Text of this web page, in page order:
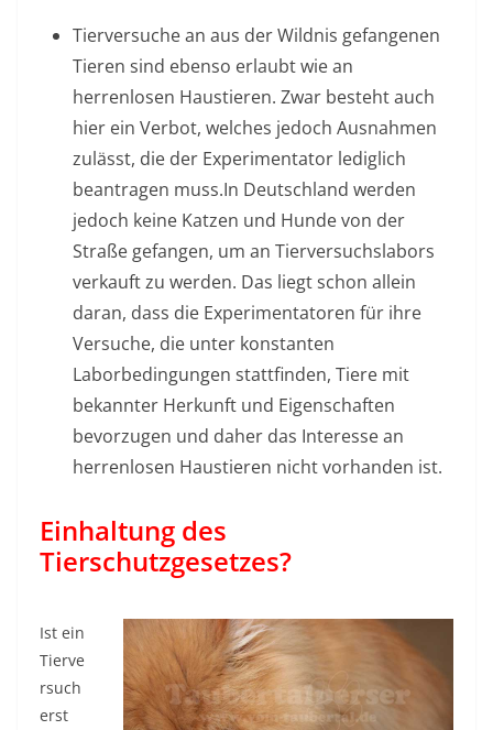
Tierversuche an aus der Wildnis gefangenen
Tieren sind ebenso erlaubt wie an
herrenlosen Haustieren. Zwar besteht auch
hier ein Verbot, welches jedoch Ausnahmen
zulässt, die der Experimentator lediglich
beantragen muss.In Deutschland werden
jedoch keine Katzen und Hunde von der
Straße gefangen, um an Tierversuchslabors
verkauft zu werden. Das liegt schon allein
daran, dass die Experimentatoren für ihre
Versuche, die unter konstanten
Laborbedingungen stattfinden, Tiere mit
bekannter Herkunft und Eigenschaften
bevorzugen und daher das Interesse an
herrenlosen Haustieren nicht vorhanden ist.
Einhaltung des
Tierschutzgesetzes?
Ist ein
Tierve
rsuch
erst